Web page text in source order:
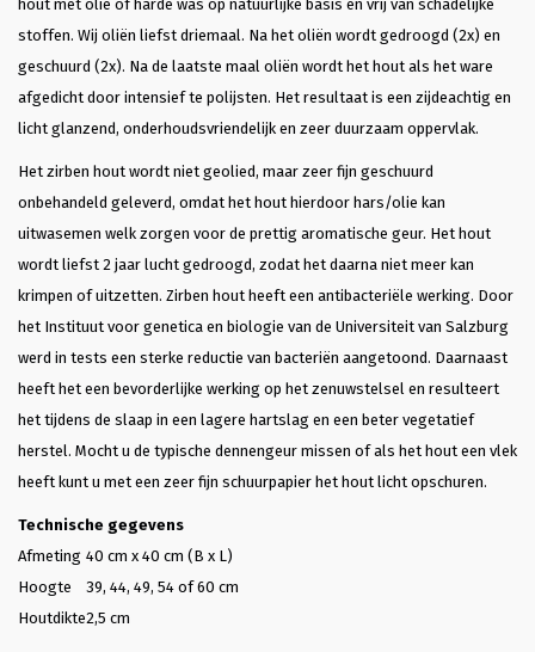
hout met olie of harde was op natuurlijke basis en vrij van schadelijke
stoffen. Wij oliën liefst driemaal. Na het oliën wordt gedroogd (2x) en
geschuurd (2x). Na de laatste maal oliën wordt het hout als het ware
afgedicht door intensief te polijsten. Het resultaat is een zijdeachtig en
licht glanzend, onderhoudsvriendelijk en zeer duurzaam oppervlak.
Het zirben hout wordt niet geolied, maar zeer fijn geschuurd
onbehandeld geleverd, omdat het hout hierdoor hars/olie kan
uitwasemen welk zorgen voor de prettig aromatische geur. Het hout
wordt liefst 2 jaar lucht gedroogd, zodat het daarna niet meer kan
krimpen of uitzetten. Zirben hout heeft een antibacteriële werking. Door
het Instituut voor genetica en biologie van de Universiteit van Salzburg
werd in tests een sterke reductie van bacteriën aangetoond. Daarnaast
heeft het een bevorderlijke werking op het zenuwstelsel en resulteert
het tijdens de slaap in een lagere hartslag en een beter vegetatief
herstel. Mocht u de typische dennengeur missen of als het hout een vlek
heeft kunt u met een zeer fijn schuurpapier het hout licht opschuren.
Technische gegevens
Afmeting 40 cm x 40 cm (B x L)
Hoogte
39, 44, 49, 54 of 60 cm
Houtdikte2,5 cm